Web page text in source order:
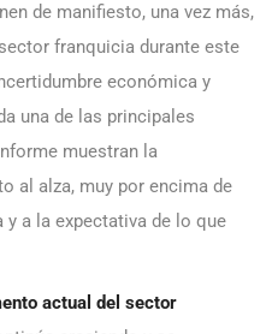
de manifiesto, una vez más,
franquicia durante este
económica y
una de las principales
muestran la
al alza, muy por encima de
a la expectativa de lo que
actual del sector